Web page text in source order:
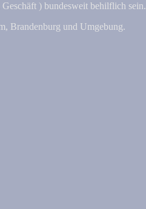
) bundesweit behilflich sein.
Brandenburg und Umgebung.